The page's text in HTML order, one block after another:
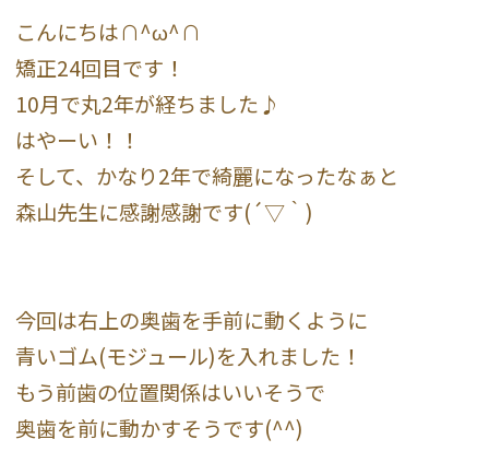
こんにちは∩^ω^∩
矯正24回目です！
10月で丸2年が経ちました♪
はやーい！！
そして、かなり2年で綺麗になったなぁと
森山先生に感謝感謝です(´▽｀)
今回は右上の奥歯を手前に動くように
青いゴム(モジュール)を入れました！
もう前歯の位置関係はいいそうで
奥歯を前に動かすそうです(^^)